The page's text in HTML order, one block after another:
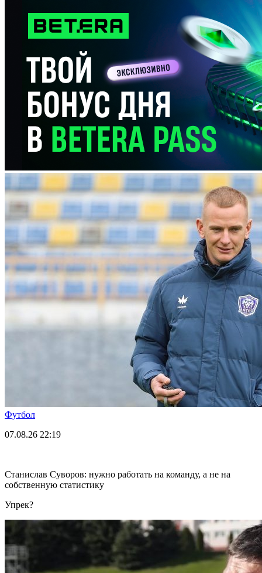
Футбол
07.08.26 22:19
Станислав Суворов: нужно работать на команду, а не на
собственную статистику
Упрек?